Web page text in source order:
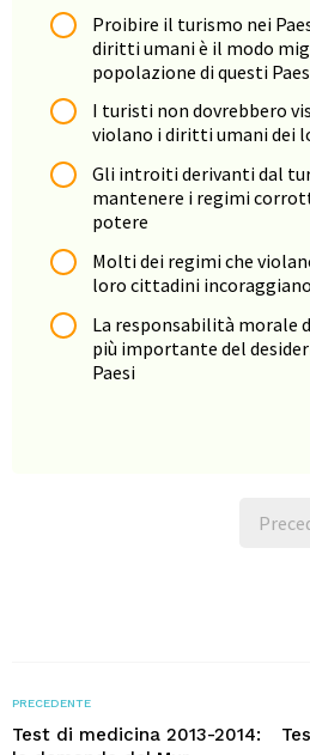
Proibire il turismo nei
diritti umani è il modo
popolazione di questi
I turisti non dovrebbero
violano i diritti umani dei
Gli introiti derivanti dal
mantenere i regimi
potere
Molti dei regimi che
loro cittadini
La responsabilità morale
più importante del
Paesi
PRECEDENTE
Test di medicina 2013-2014: